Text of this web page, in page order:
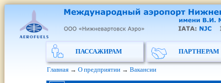
ПАССАЖИРАМ ПАРТНЕРАМ
Главная → О предприятии → Вакансии